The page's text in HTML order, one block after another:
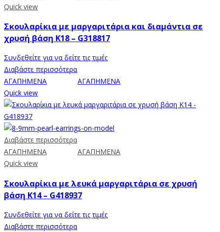
Quick view
Σκουλαρίκια με μαργαριτάρια και διαμάντια σε
χρυσή βάση Κ18 – G318817
Συνδεθείτε για να δείτε τις τιμές
Διαβάστε περισσότερα
ΑΓΑΠΗΜΕΝΑ
ΑΓΑΠΗΜΕΝΑ
Quick view
Διαβάστε περισσότερα
ΑΓΑΠΗΜΕΝΑ
ΑΓΑΠΗΜΕΝΑ
Quick view
Σκουλαρίκια με λευκά μαργαριτάρια σε χρυσή
βάση Κ14 – G418937
Συνδεθείτε για να δείτε τις τιμές
Διαβάστε περισσότερα